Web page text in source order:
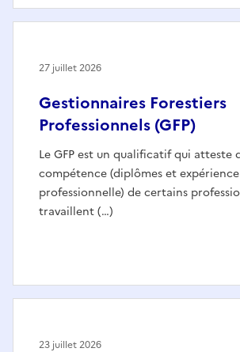
Gestionnaires Forestiers
Professionnels (GFP)
Le GFP est un qualificatif qui atteste
compétence (diplômes et expérience
professionnelle) de certains
travaillent (…)
27 juillet 2026
23 juillet 2026